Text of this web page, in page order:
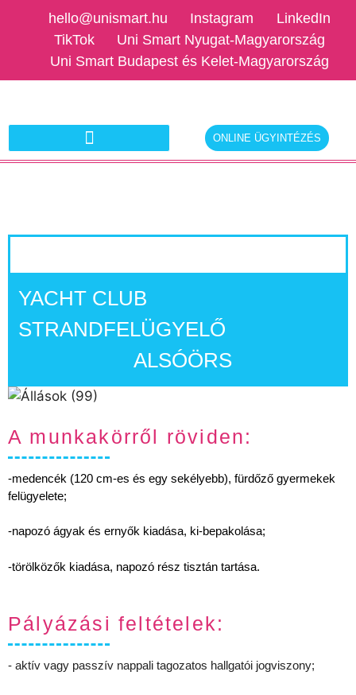
hello@unismart.hu Instagram
LinkedIn
TikTok
Uni Smart Nyugat-Magyarország
Uni Smart Budapest és Kelet-Magyarország
ONLINE ÜGYINTÉZÉS
YACHT CLUB
STRANDFELÜGYELŐ
ALSÓÖRS
A munkakörről röviden:
-medencék (120 cm-es és egy sekélyebb), fürdőző gyermekek
felügyelete;
-napozó ágyak és ernyők kiadása, ki-bepakolása;
-törölközők kiadása, napozó rész tisztán tartása.
Pályázási feltételek:
- aktív vagy passzív nappali tagozatos hallgatói jogviszony;